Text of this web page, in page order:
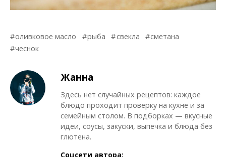
оливковое масло рыба свекла
сметана
чеснок
Жанна
Здесь нет случайных рецептов: каждое
блюдо проходит проверку на кухне и за
семейным столом. В подборках — вкусные
идеи, соусы, закуски, выпечка и блюда без
глютена.
Соцсети автора: